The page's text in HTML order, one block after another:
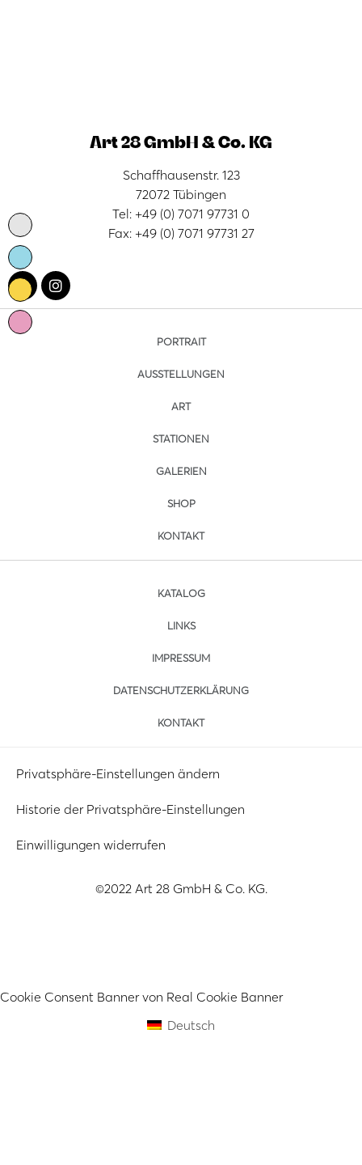
Art 28 GmbH & Co. KG
Schaffhausenstr. 123
72072 Tübingen
Tel: +49 (0) 7071 97731 0
Fax: +49 (0) 7071 97731 27
PORTRAIT
AUSSTELLUNGEN
ART
STATIONEN
GALERIEN
SHOP
KONTAKT
KATALOG
LINKS
IMPRESSUM
DATENSCHUTZERKLÄRUNG
KONTAKT
Privatsphäre-Einstellungen ändern
Historie der Privatsphäre-Einstellungen
Einwilligungen widerrufen
©2022 Art 28 GmbH & Co. KG.
Cookie Consent Banner von Real Cookie Banner
Deutsch